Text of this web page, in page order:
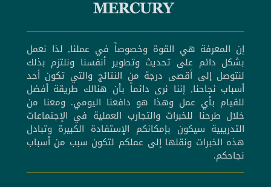
إن المعرفة هي القوة وخصوصاً في عملنا, لذا نعمل
بشكل دائم على تحديث وتطوير أنفسنا ونلتزم بذلك
لنتوصل إلى أقصى درجة من النتائج والتي تكون أحد
أسباب نجاحنا, إننا نرى دائماً بأن هنالك طريقة أفضل
للقيام بأي عمل وهذا هو دافعنا اليومي. ومعنا من
خلال طرحنا للخبرات والتجارب العملية في الإجتماعات
التدريبية سيكون بإمكانكم الإستفادة الكبيرة وتبادل
هذه الخبرات ونقلها إلى عملكم لتكون سبب من أسباب
نجاحكم.